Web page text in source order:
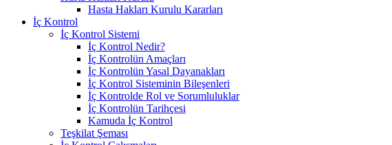
Hasta Hakları Kurulu Kararları
İç Kontrol
İç Kontrol Sistemi
İç Kontrol Nedir?
İç Kontrolün Amaçları
İç Kontrolün Yasal Dayanakları
İç Kontrol Sisteminin Bileşenleri
İç Kontrolde Rol ve Sorumluluklar
İç Kontrolün Tarihçesi
Kamuda İç Kontrol
Teşkilat Şeması